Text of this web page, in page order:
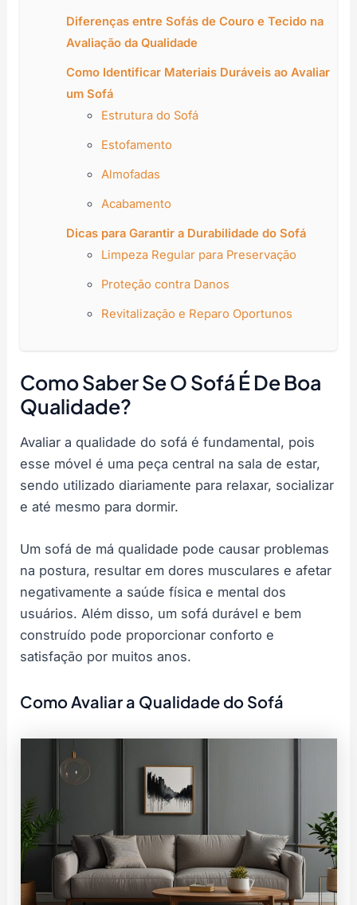
Diferenças entre Sofás de Couro e Tecido na
Avaliação da Qualidade
Como Identificar Materiais Duráveis ao Avaliar
um Sofá
Estrutura do Sofá
Estofamento
Almofadas
Acabamento
Dicas para Garantir a Durabilidade do Sofá
Limpeza Regular para Preservação
Proteção contra Danos
Revitalização e Reparo Oportunos
Como Saber Se O Sofá É De Boa
Qualidade?
Avaliar a qualidade do sofá é fundamental, pois
esse móvel é uma peça central na sala de estar,
sendo utilizado diariamente para relaxar, socializar
e até mesmo para dormir.
Um sofá de má qualidade pode causar problemas
na postura, resultar em dores musculares e afetar
negativamente a saúde física e mental dos
usuários. Além disso, um sofá durável e bem
construído pode proporcionar conforto e
satisfação por muitos anos.
Como Avaliar a Qualidade do Sofá